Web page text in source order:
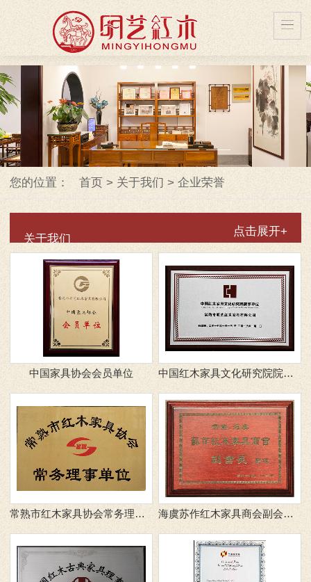
您的位置： 首页 > 关于我们 > 企业荣誉
关于我们
点击展开+
中国家具协会会员单位 中国红木家具文化研究院院事单位
常熟市红木家具协会常务理事单位 海虞苏作红木家具商会副会长单位